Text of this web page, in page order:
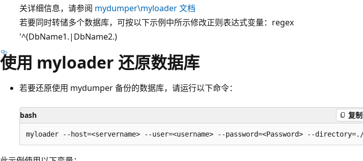
关详细信息，请参阅 mydumper\myloader 文档
若要同时转储多个数据库，可按以下示例中所示修改正则表达式变量：regex
'^(DbName1.|DbName2.)
使用 myloader 还原数据库
若要还原使用 mydumper 备份的数据库，请运行以下命令：
bash 复制